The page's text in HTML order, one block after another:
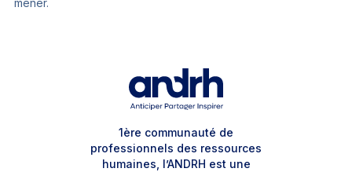
mener.
1ère communauté de
professionnels des ressources
humaines, l’ANDRH est une